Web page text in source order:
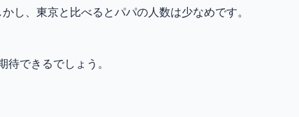
し、東京と比べるとパパの人数は少なめです。
できるでしょう。